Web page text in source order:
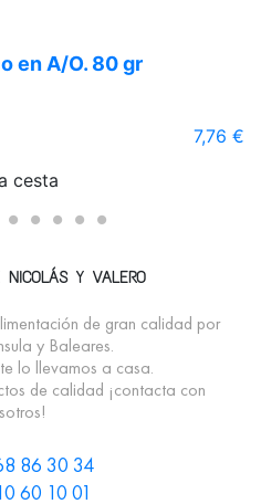
en A/O. 80 gr
7,76 €
cesta
Y VALERO
de gran calidad por
y Baleares.
lo llevamos a casa.
de calidad ¡contacta con
86 30 34
60 10 01